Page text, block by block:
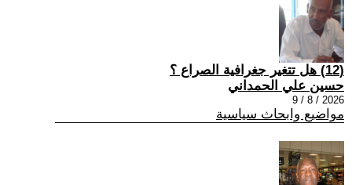
(12) هل تتغير جغرافية الصراع ؟
حسين علي الحمداني
2026 / 8 / 9
مواضيع وابحاث سياسية